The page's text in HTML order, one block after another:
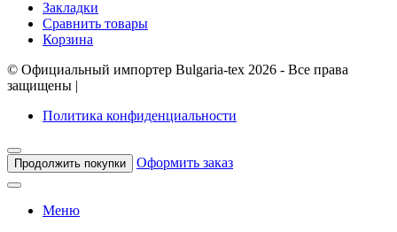
Закладки
Сравнить товары
Корзина
© Официальный импортер Bulgaria-tex 2026 - Все права
защищены |
Политика конфиденциальности
Продолжить покупки Оформить заказ
Меню